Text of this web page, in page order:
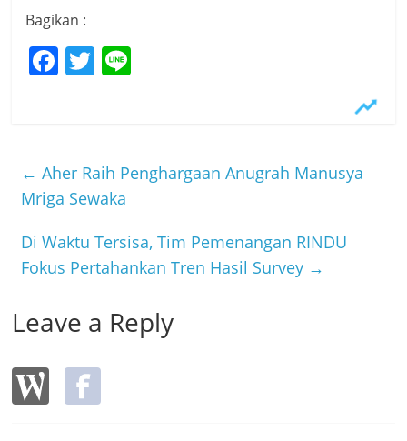
Bagikan :
F
b
o
o
k
T
← Aher Raih Penghargaan Anugrah Manusya
Mriga Sewaka
Di Waktu Tersisa, Tim Pemenangan RINDU
Fokus Pertahankan Tren Hasil Survey →
Leave a Reply